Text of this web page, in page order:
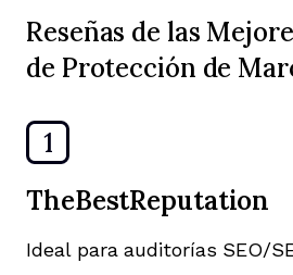
Reseñas de las
de Protección de
1
TheBestReputation
Ideal para auditorías SEO/